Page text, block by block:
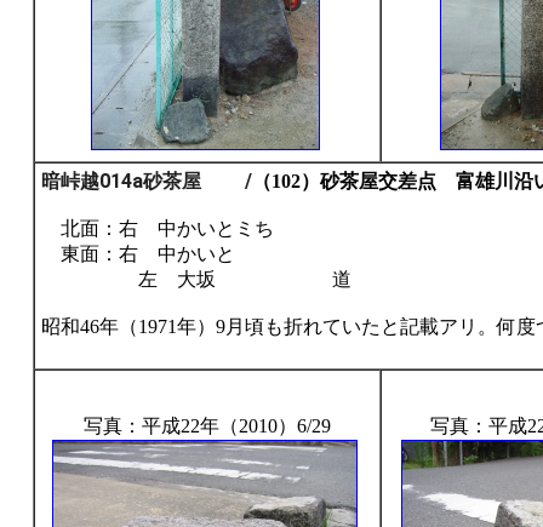
暗峠越014a砂茶屋 / （102）砂茶屋交差点 富雄川
北面：右 中かいとミち
東面：右 中かいと
左 大坂 道
昭和46年（1971年）9月頃も折れていたと記載アリ。何
写真：平成22年（2010）6/29 写真：平成